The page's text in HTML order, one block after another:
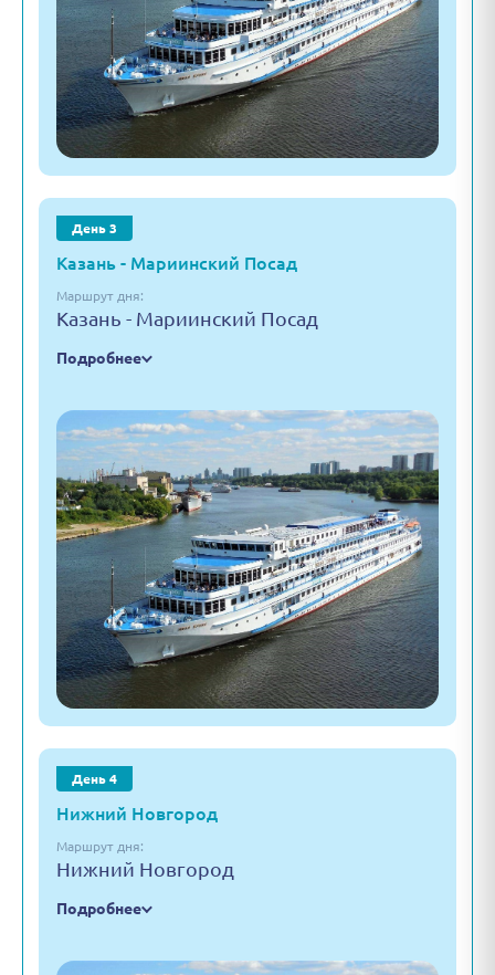
День 3
Казань - Мариинский Посад
Маршрут дня:
Казань - Мариинский Посад
Подробнее
День 4
Нижний Новгород
Маршрут дня:
Нижний Новгород
Подробнее